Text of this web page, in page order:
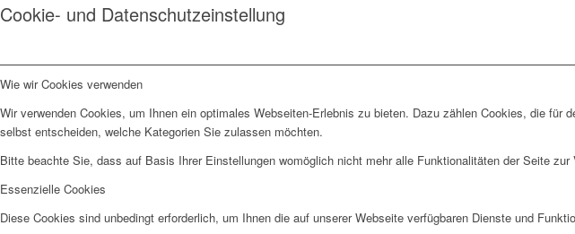
Cookie- und Datenschutzeinstellung
Wie wir Cookies verwenden
Wir verwenden Cookies, um Ihnen ein optimales Webseiten-Erlebnis zu bieten. Dazu zählen Cookies, die
selbst entscheiden, welche Kategorien Sie zulassen möchten.
Bitte beachte Sie, dass auf Basis Ihrer Einstellungen womöglich nicht mehr alle Funktionalitäten der Seite zur
Essenzielle Cookies
Diese Cookies sind unbedingt erforderlich, um Ihnen die auf unserer Webseite verfügbaren Dienste und